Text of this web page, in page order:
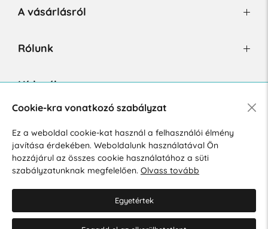
A vásárlásról
Rólunk
Hírlevél
Hozzájárulok a személyes adatok marketing célú kezeléséhez.
Személyes adatok védelmére vonatkozó szabályzat.
Cookie-kra vonatkozó szabályzat
Ez a weboldal cookie-kat használ a felhasználói élmény
javítása érdekében. Weboldalunk használatával Ön
hozzájárul az összes cookie használatához a süti
szabályzatunknak megfelelően. Olvass tovább
Egyetértek